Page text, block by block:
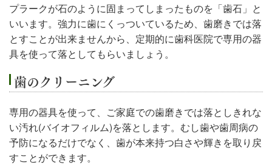
プラークが石のように固まってしまったものを「歯石」と
いいます。強力に歯にくっついているため、歯磨きでは落
とすことが出来ませんから、定期的に歯科医院で専用の器
具を使って落としてもらいましょう。
歯のクリーニング
専用の器具を使って、ご家庭での歯磨きでは落としきれな
い汚れ(バイオフィルム)を落とします。むし歯や歯周病の
予防になるだけでなく、歯が本来持つ白さや輝きを取り戻
すことができます。